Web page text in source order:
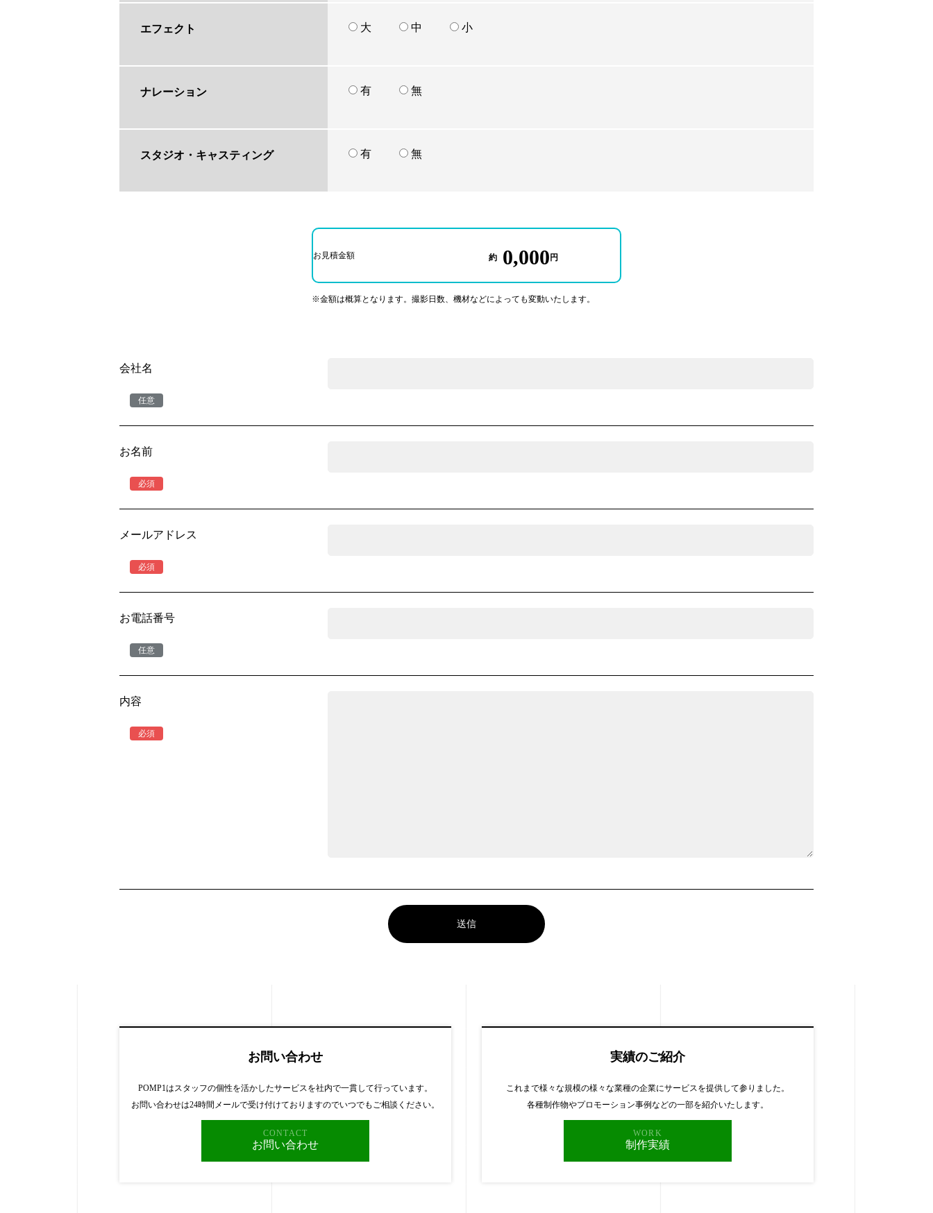
エフェクト 大 中 小
ナレーション 有 無
スタジオ・キャスティング 有 無
お見積金額 約 0,000 円
※金額は概算となります。撮影日数、機材などによっても変動いたします。
会社名
お名前
メールアドレス
お電話番号
内容
お問い合わせ
POMP1はスタッフの個性を活かしたサービスを社内で一貫して行っています。
お問い合わせは24時間メールで受け付けておりますのでいつでもご相談ください。
CONTACT
お問い合わせ
実績のご紹介
これまで様々な規模の様々な業種の企業にサービスを提供して参りました。
各種制作物やプロモーション事例などの一部を紹介いたします。
WORK
制作実績